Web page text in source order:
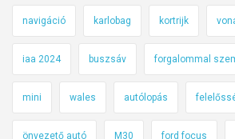
navigáció karlobag kortrijk
iaa 2024 buszsáv forgalommal
mini wales autólopás
önvezető autó M30 ford focus